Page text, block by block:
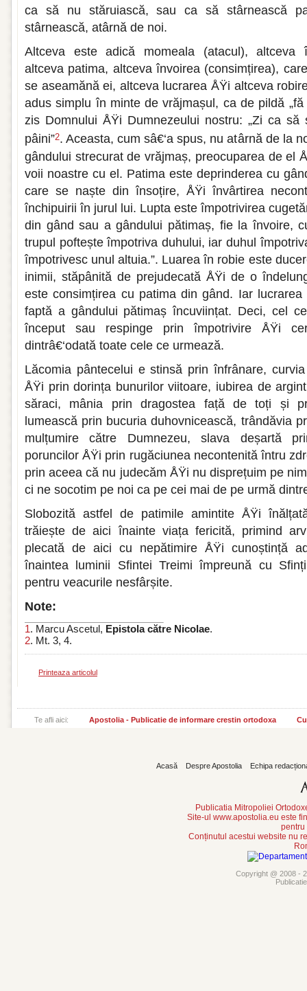
ca să nu stăruiască, sau ca să stârnească
stârnească, atârnă de noi.
Altceva este adică momeala (atacul), altceva
altceva patima, altceva învoirea (consimțirea),
se aseamănă ei, altceva lucrarea ÅŸi altceva
adus simplu în minte de vrăjmașul, ca de pildă „fă
zis Domnului ÅŸi Dumnezeului nostru: „Zi ca să
pâini”2. Aceasta, cum sâ€‘a spus, nu atârnă de la
gândului strecurat de vrăjmaș, preocuparea de el
voii noastre cu el. Patima este deprinderea cu
care se naște din însoțire, ÅŸi învârtirea
închipuirii în jurul lui. Lupta este împotrivirea
din gând sau a gândului pătimaș, fie la învoire,
trupul poftește împotriva duhului, iar duhul
împotrivesc unul altuia.”. Luarea în robie este
inimii, stăpânită de prejudecată ÅŸi de o
este consimțirea cu patima din gând. Iar
faptă a gândului pătimaș încuviințat. Deci, cel
început sau respinge prin împotrivire ÅŸi
dintrâ€‘odată toate cele ce urmează.
Lăcomia pântecelui e stinsă prin înfrânare,
ÅŸi prin dorința bunurilor viitoare, iubirea de
săraci, mânia prin dragostea față de toți și
lumească prin bucuria duhovnicească, trândăvia
mulțumire către Dumnezeu, slava deșartă
poruncilor ÅŸi prin rugăciunea necontenită întru
prin aceea că nu judecăm ÅŸi nu disprețuim pe
ci ne socotim pe noi ca pe cei mai de pe urmă
Slobozită astfel de patimile amintite ÅŸi
trăiește de aici înainte viața fericită, primind
plecată de aici cu nepătimire ÅŸi cunoștință
înaintea luminii Sfintei Treimi împreună cu
pentru veacurile nesfârșite.
Note:
1. Marcu Ascetul, Epistola către Nicolae.
2. Mt. 3, 4.
Printeaza articolul
Te afli aici: Apostolia - Publicatie de informare crestin ortodoxa
Acasă Despre Apostolia Echipa
Publicatia Mitropoliei
Site-ul www.apostolia.eu este
pentru
Conținutul acestui website nu
Copyright @ 2008 -